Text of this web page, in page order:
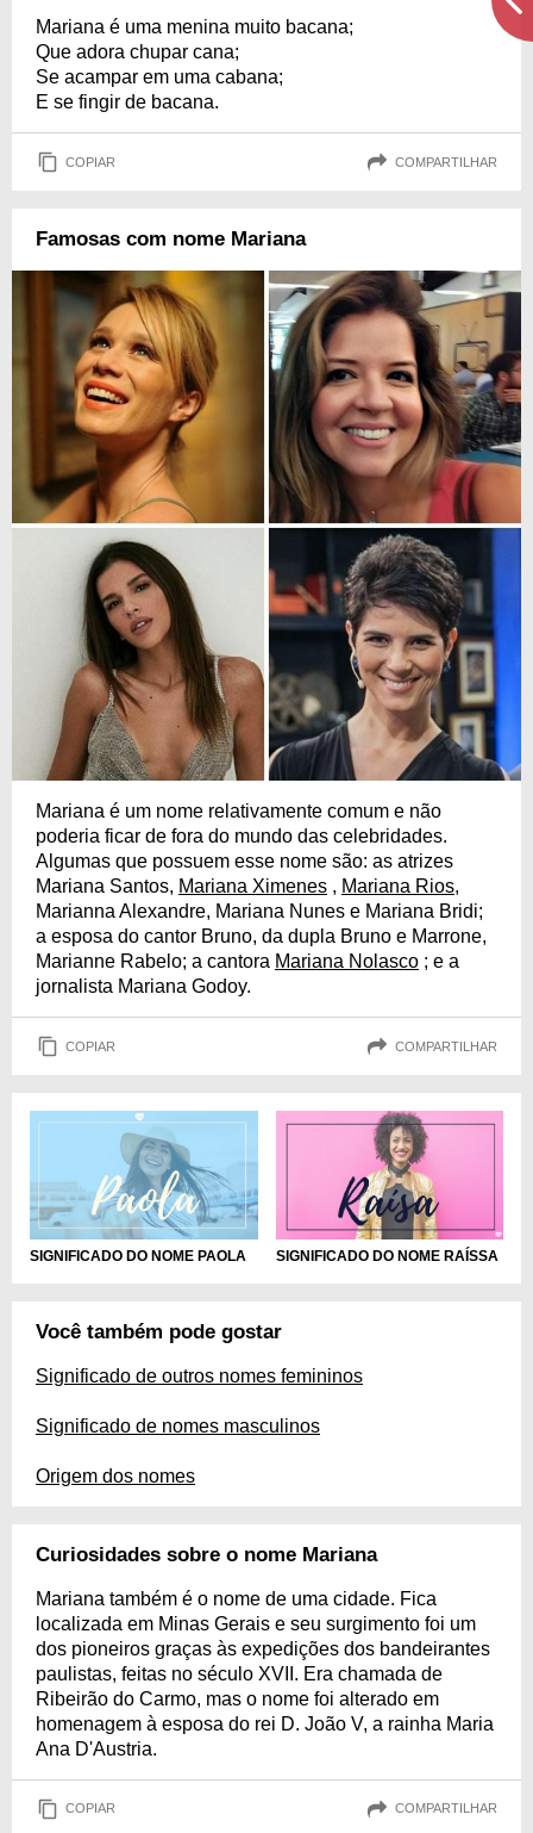
Mariana é uma menina muito bacana;
Que adora chupar cana;
Se acampar em uma cabana;
E se fingir de bacana.
COPIAR COMPARTILHAR
Famosas com nome Mariana
Mariana é um nome relativamente comum e não
poderia ficar de fora do mundo das celebridades.
Algumas que possuem esse nome são: as atrizes
Mariana Santos, Mariana Ximenes , Mariana Rios,
Marianna Alexandre, Mariana Nunes e Mariana Bridi;
a esposa do cantor Bruno, da dupla Bruno e Marrone,
Marianne Rabelo; a cantora Mariana Nolasco ; e a
jornalista Mariana Godoy.
COPIAR COMPARTILHAR
SIGNIFICADO DO NOME PAOLA SIGNIFICADO DO NOME RAÍSSA
Você também pode gostar
Significado de outros nomes femininos
Significado de nomes masculinos
Origem dos nomes
Curiosidades sobre o nome Mariana
Mariana também é o nome de uma cidade. Fica
localizada em Minas Gerais e seu surgimento foi um
dos pioneiros graças às expedições dos bandeirantes
paulistas, feitas no século XVII. Era chamada de
Ribeirão do Carmo, mas o nome foi alterado em
homenagem à esposa do rei D. João V, a rainha Maria
Ana D'Austria.
COPIAR COMPARTILHAR